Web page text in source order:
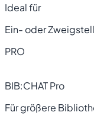
Ideal für
Ein- oder
PRO
BIB:CHAT Pro
Für größere